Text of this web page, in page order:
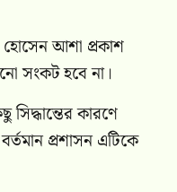
হোসেন আশা প্রকাশ
সংকট হবে না।
কারণে
প্রশাসন এটিকে